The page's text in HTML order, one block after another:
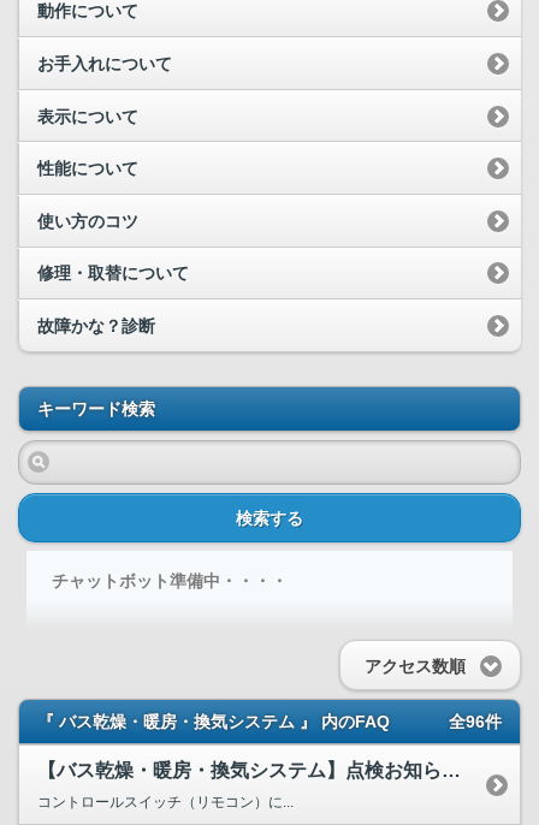
動作について
お手入れについて
表示について
性能について
使い方のコツ
修理・取替について
故障かな？診断
キーワード検索
検索する
チャットボット準備中・・・・
アクセス数順
『 バス乾燥・暖房・換気システム 』 内のFAQ 全96件
【バス乾燥・暖房・換気システム】点検お知らせランプの解除方法
コントロールスイッチ（リモコン）に...